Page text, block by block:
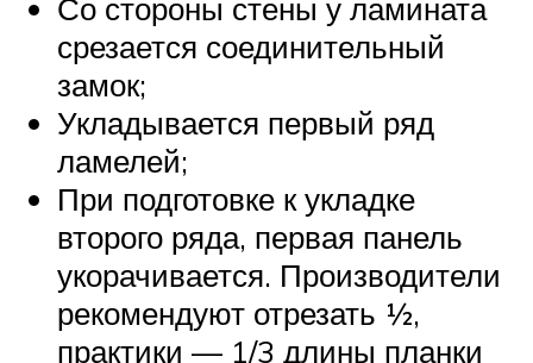
Со стороны стены у ламината
срезается соединительный
замок;
Укладывается первый ряд
ламелей;
При подготовке к укладке
второго ряда, первая панель
укорачивается. Производители
рекомендуют отрезать ½,
практики — 1/3 длины планки